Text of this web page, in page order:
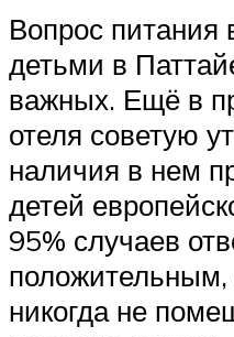
Вопрос питания
детьми в
важных. Ещё в
отеля советую
наличия в нем
детей
95% случаев
положительным,
никогда не